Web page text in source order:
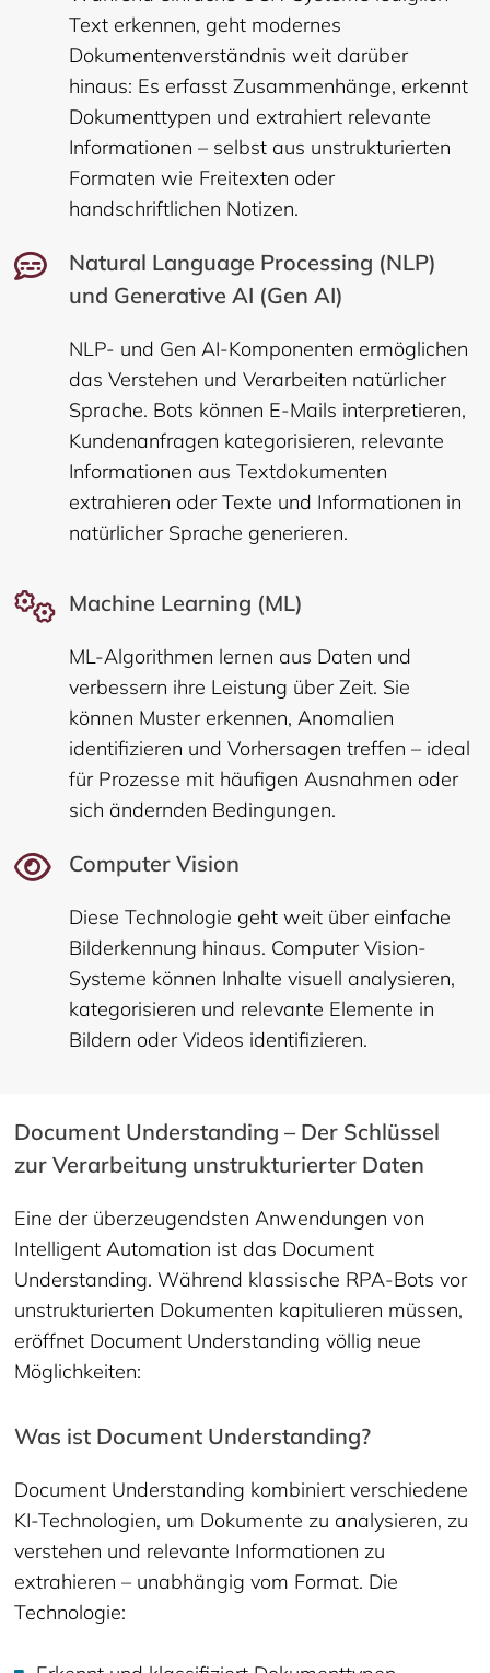
Text erkennen, geht modernes
Dokumentenverständnis weit darüber
hinaus: Es erfasst Zusammenhänge, erkennt
Dokumenttypen und extrahiert relevante
Informationen – selbst aus unstrukturierten
Formaten wie Freitexten oder
handschriftlichen Notizen.
Natural Language Processing (NLP)
und Generative AI (Gen AI)
NLP- und Gen AI-Komponenten ermöglichen
das Verstehen und Verarbeiten natürlicher
Sprache. Bots können E-Mails interpretieren,
Kundenanfragen kategorisieren, relevante
Informationen aus Textdokumenten
extrahieren oder Texte und Informationen in
natürlicher Sprache generieren.
Machine Learning (ML)
ML-Algorithmen lernen aus Daten und
verbessern ihre Leistung über Zeit. Sie
können Muster erkennen, Anomalien
identifizieren und Vorhersagen treffen – ideal
für Prozesse mit häufigen Ausnahmen oder
sich ändernden Bedingungen.
Computer Vision
Diese Technologie geht weit über einfache
Bilderkennung hinaus. Computer Vision-
Systeme können Inhalte visuell analysieren,
kategorisieren und relevante Elemente in
Bildern oder Videos identifizieren.
Document Understanding – Der Schlüssel
zur Verarbeitung unstrukturierter Daten
Eine der überzeugendsten Anwendungen von
Intelligent Automation ist das Document
Understanding. Während klassische RPA-Bots vor
unstrukturierten Dokumenten kapitulieren müssen,
eröffnet Document Understanding völlig neue
Möglichkeiten:
Was ist Document Understanding?
Document Understanding kombiniert verschiedene
KI-Technologien, um Dokumente zu analysieren, zu
verstehen und relevante Informationen zu
extrahieren – unabhängig vom Format. Die
Technologie: